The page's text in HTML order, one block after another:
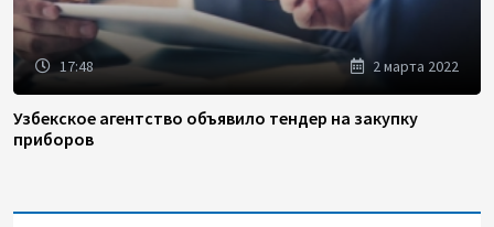
17:48 2 марта 2022
Узбекское агентство объявило тендер на закупку
приборов